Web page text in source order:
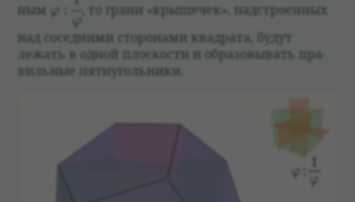
ным φ
φ
то грани «крыше­чек», над­стро­ен­ных
над сосед­ними сто­ро­нами квад­рата, будут
лежать в одной плос­ко­сти и обра­зо­вы­вать пра­
виль­ные пяти­уголь­ники.